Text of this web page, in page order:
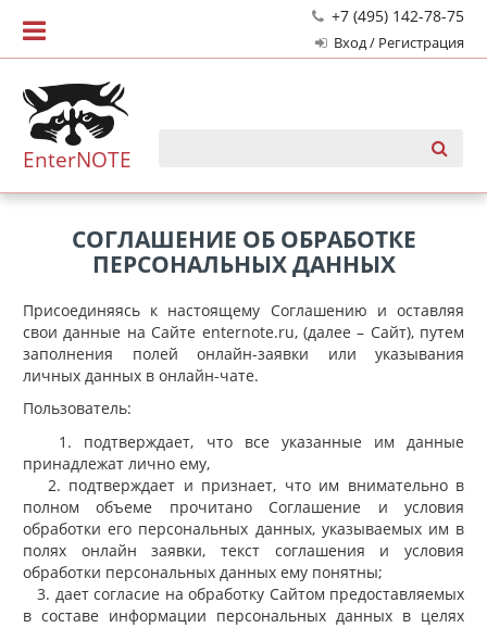
+7 (495) 142-78-75
Вход / Регистрация
EnterNOTE
СОГЛАШЕНИЕ ОБ ОБРАБОТКЕ
ПЕРСОНАЛЬНЫХ ДАННЫХ
Присоединяясь к настоящему Соглашению и оставляя
свои данные на Сайте enternote.ru, (далее – Сайт), путем
заполнения полей онлайн-заявки или указывания
личных данных в онлайн-чате.
Пользователь:
1. подтверждает, что все указанные им данные
принадлежат лично ему,
2. подтверждает и признает, что им внимательно в
полном объеме прочитано Соглашение и условия
обработки его персональных данных, указываемых им в
полях онлайн заявки, текст соглашения и условия
обработки персональных данных ему понятны;
3. дает согласие на обработку Сайтом предоставляемых
в составе информации персональных данных в целях